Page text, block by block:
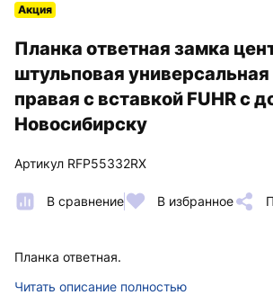
Планка ответная замка
штульповая
правая с вставкой FUHR с
Новосибирску
Артикул RFP55332RX
В сравнение В избранное
Акция
Планка ответная.
Читать описание полностью